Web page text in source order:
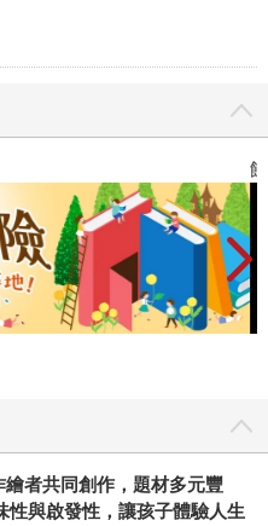
者共同創作，題材多元豐
性與啟發性，讓孩子體驗人生